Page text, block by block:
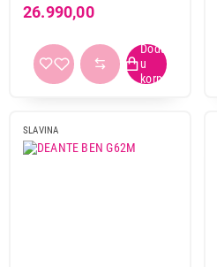
26.990,00
SLAVINA